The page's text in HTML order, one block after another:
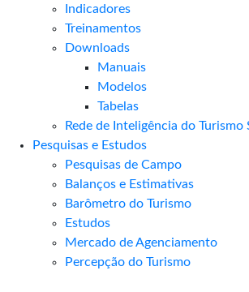
Indicadores
Treinamentos
Downloads
Manuais
Modelos
Tabelas
Rede de Inteligência do Turismo
Pesquisas e Estudos
Pesquisas de Campo
Balanços e Estimativas
Barômetro do Turismo
Estudos
Mercado de Agenciamento
Percepção do Turismo